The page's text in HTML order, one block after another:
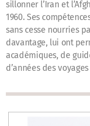
sillonner l’Iran et
1960. Ses
sans cesse nourries
davantage, lui ont
académiques, de
d’années des